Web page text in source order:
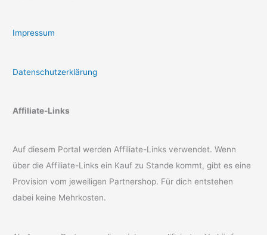
Impressum
Datenschutzerklärung
Affiliate-Links
Auf diesem Portal werden Affiliate-Links verwendet. Wenn
über die Affiliate-Links ein Kauf zu Stande kommt, gibt es eine
Provision vom jeweiligen Partnershop. Für dich entstehen
dabei keine Mehrkosten.